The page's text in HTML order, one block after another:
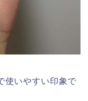
使いやすい印象で